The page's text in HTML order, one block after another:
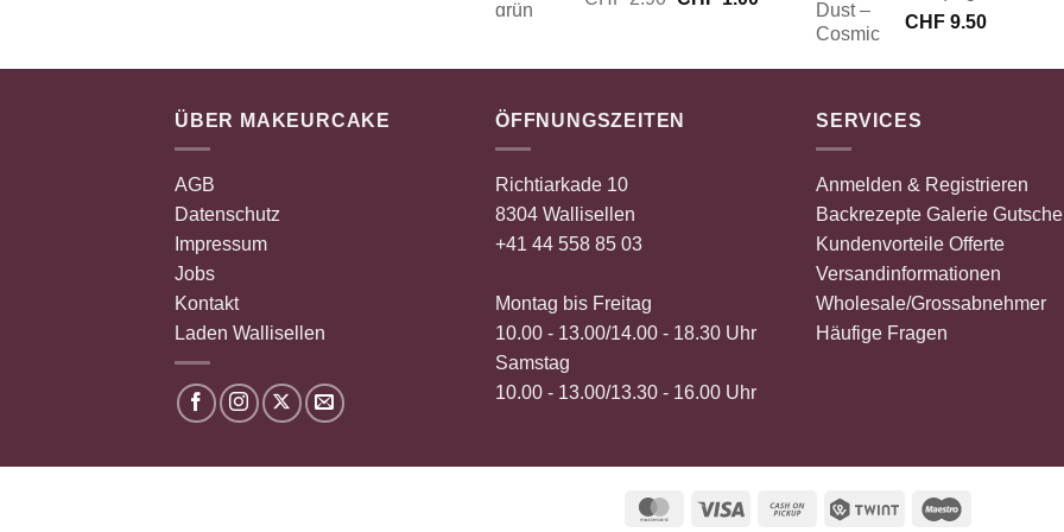
CHF 2.90CHF 1.00.
CHF 9.50
ÜBER MAKEURCAKE
AGB
Datenschutz
Impressum
Jobs
Kontakt
Laden Wallisellen
ÖFFNUNGSZEITEN
Richtiarkade 10
8304 Wallisellen
+41 44 558 85 03
Montag bis Freitag
10.00 - 13.00/14.00 - 18.30 Uhr
Samstag
10.00 - 13.00/13.30 - 16.00 Uhr
SERVICES
Anmelden & Registrieren
Backrezepte Galerie
Kundenvorteile Offerte
Versandinformationen
Wholesale/Grossabnehmer
Häufige Fragen
MasterCardVisa
Cash
Twint